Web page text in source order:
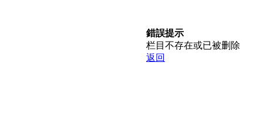
錯誤提示
栏目不存在或已被删除
返回